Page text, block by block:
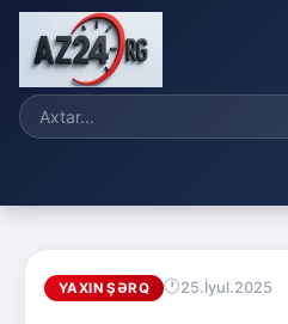
YAXIN ŞƏRQ 25.İyul.2025